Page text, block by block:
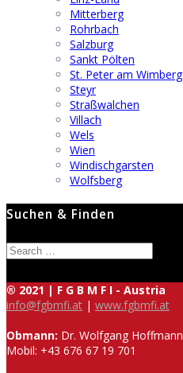
Mitterberg
Rohrbach
Salzburg
Sankt Pölten
St. Peter am Wimberg
Steyr
Straßwalchen
Villach
Wels
Wien
Windischgarsten
Wolfsberg
Suchen & Finden
Search
for:
® 2021 | F G B M F I - Austria
info@fgbmfi.at | www.fgbmfi.at
Obmann: Dr. Wolfgang Hoffmann
Mobil: +43 676 67 19 701